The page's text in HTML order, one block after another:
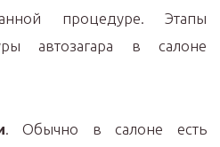
процедуре. Этапы
автозагара в салоне
. Обычно в салоне есть